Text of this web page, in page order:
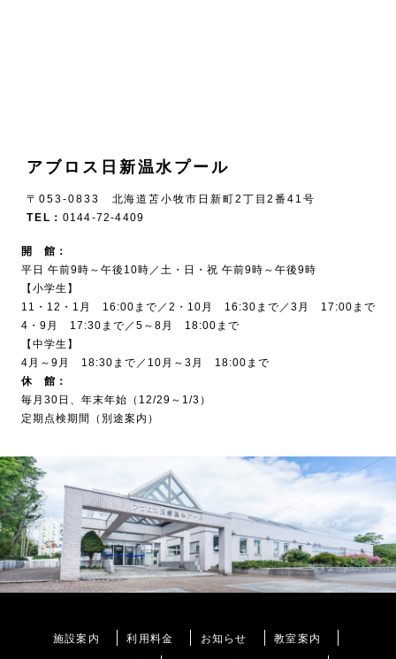
アブロス日新温水プール
〒053-0833 北海道苫小牧市日新町2丁目2番41号
TEL： 0144-72-4409
開 館：
平日 午前9時～午後10時／土・日・祝 午前9時～午後9時
【小学生】
11・12・1月 16:00まで／2・10月 16:30まで／3月 17:00まで
4・9月 17:30まで／5～8月 18:00まで
【中学生】
4月～9月 18:30まで／10月～3月 18:00まで
休 館：
毎月30日、年末年始（12/29～1/3）
定期点検期間（別途案内）
施設案内 利用料金 お知らせ 教室案内